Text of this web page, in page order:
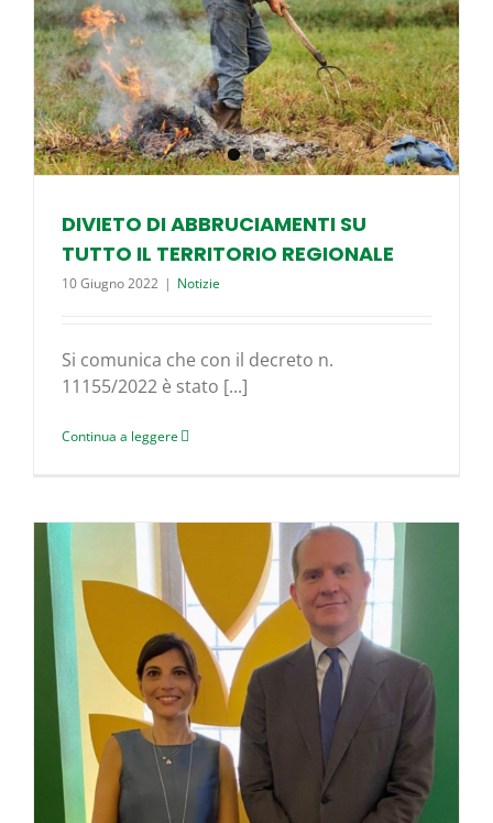
DIVIETO DI ABBRUCIAMENTI SU
TUTTO IL TERRITORIO REGIONALE
10 Giugno 2022 | Notizie
Si comunica che con il decreto n.
11155/2022 è stato [...]
Continua a leggere